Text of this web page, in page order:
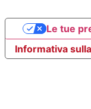
Informativa
Le tue